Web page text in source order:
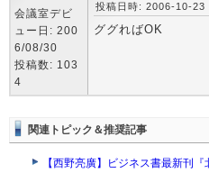
会議室デビ
ュー日: 200
6/08/30
投稿数: 103
4
投稿日時: 2006-10-23
ググればOK
関連トピック＆推奨記事
【西野亮廣】ビジネス書最新刊